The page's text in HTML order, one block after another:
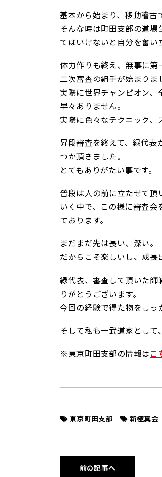
基本から始まり、移動稽古
そんな時は町田支部の道場
てはいけないと自分を奮い
体力作りも終え、無事に第
二次審査の組手が始まりま
実際に世界チャンピオン
早々ありません。
実際に色々なテクニック、
昇段審査を終えて、緑代表
つか頂きました。
とてもありがたい事です。
普段は人の前に立たせて
いく中で、この様に審査
ております。
まだまだ先は長い、深い。
だからこそ楽しいし、成長
緑代表、審査して頂いた
りがとうございます。
今回の経験で得た物をしっ
そして私も一武道家として
※東京町田支部の情報はこ
東京町田支部 新極真会
前の記事へ